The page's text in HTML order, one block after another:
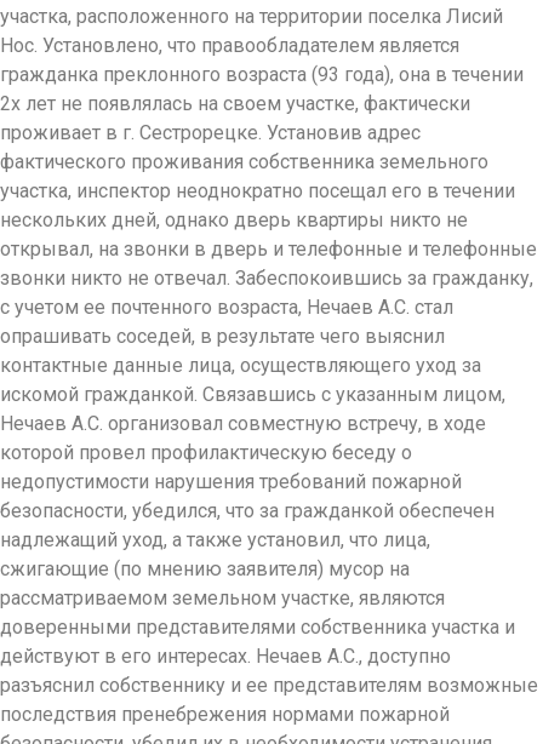
участка, расположенного на территории поселка Лисий
Нос. Установлено, что правообладателем является
гражданка преклонного возраста (93 года), она в течении
2х лет не появлялась на своем участке, фактически
проживает в г. Сестрорецке. Установив адрес
фактического проживания собственника земельного
участка, инспектор неоднократно посещал его в течении
нескольких дней, однако дверь квартиры никто не
открывал, на звонки в дверь и телефонные и телефонные
звонки никто не отвечал. Забеспокоившись за гражданку,
с учетом ее почтенного возраста, Нечаев А.С. стал
опрашивать соседей, в результате чего выяснил
контактные данные лица, осуществляющего уход за
искомой гражданкой. Связавшись с указанным лицом,
Нечаев А.С. организовал совместную встречу, в ходе
которой провел профилактическую беседу о
недопустимости нарушения требований пожарной
безопасности, убедился, что за гражданкой обеспечен
надлежащий уход, а также установил, что лица,
сжигающие (по мнению заявителя) мусор на
рассматриваемом земельном участке, являются
доверенными представителями собственника участка и
действуют в его интересах. Нечаев А.С., доступно
разъяснил собственнику и ее представителям возможные
последствия пренебрежения нормами пожарной